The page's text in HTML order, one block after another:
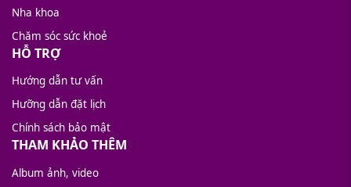
Nha khoa
Chăm sóc sức khoẻ
HỖ TRỢ
Hướng dẫn tư vấn
Hưỡng dẫn đặt lịch
Chính sách bảo mật
THAM KHẢO THÊM
Album ảnh, video